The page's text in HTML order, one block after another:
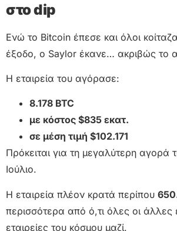
στο dip
Ενώ το Bitcoin έπεσε και όλοι
έξοδο, ο Saylor έκανε… ακριβώς το
Η εταιρεία του αγόρασε:
8.178 BTC
με κόστος $835 εκατ.
σε μέση τιμή $102.171
Πρόκειται για τη μεγαλύτερη αγορά
Ιούλιο.
Η εταιρεία πλέον κρατά περίπου
περισσότερα από ό,τι όλες οι άλλες
εταιρείες του κόσμου μαζί.